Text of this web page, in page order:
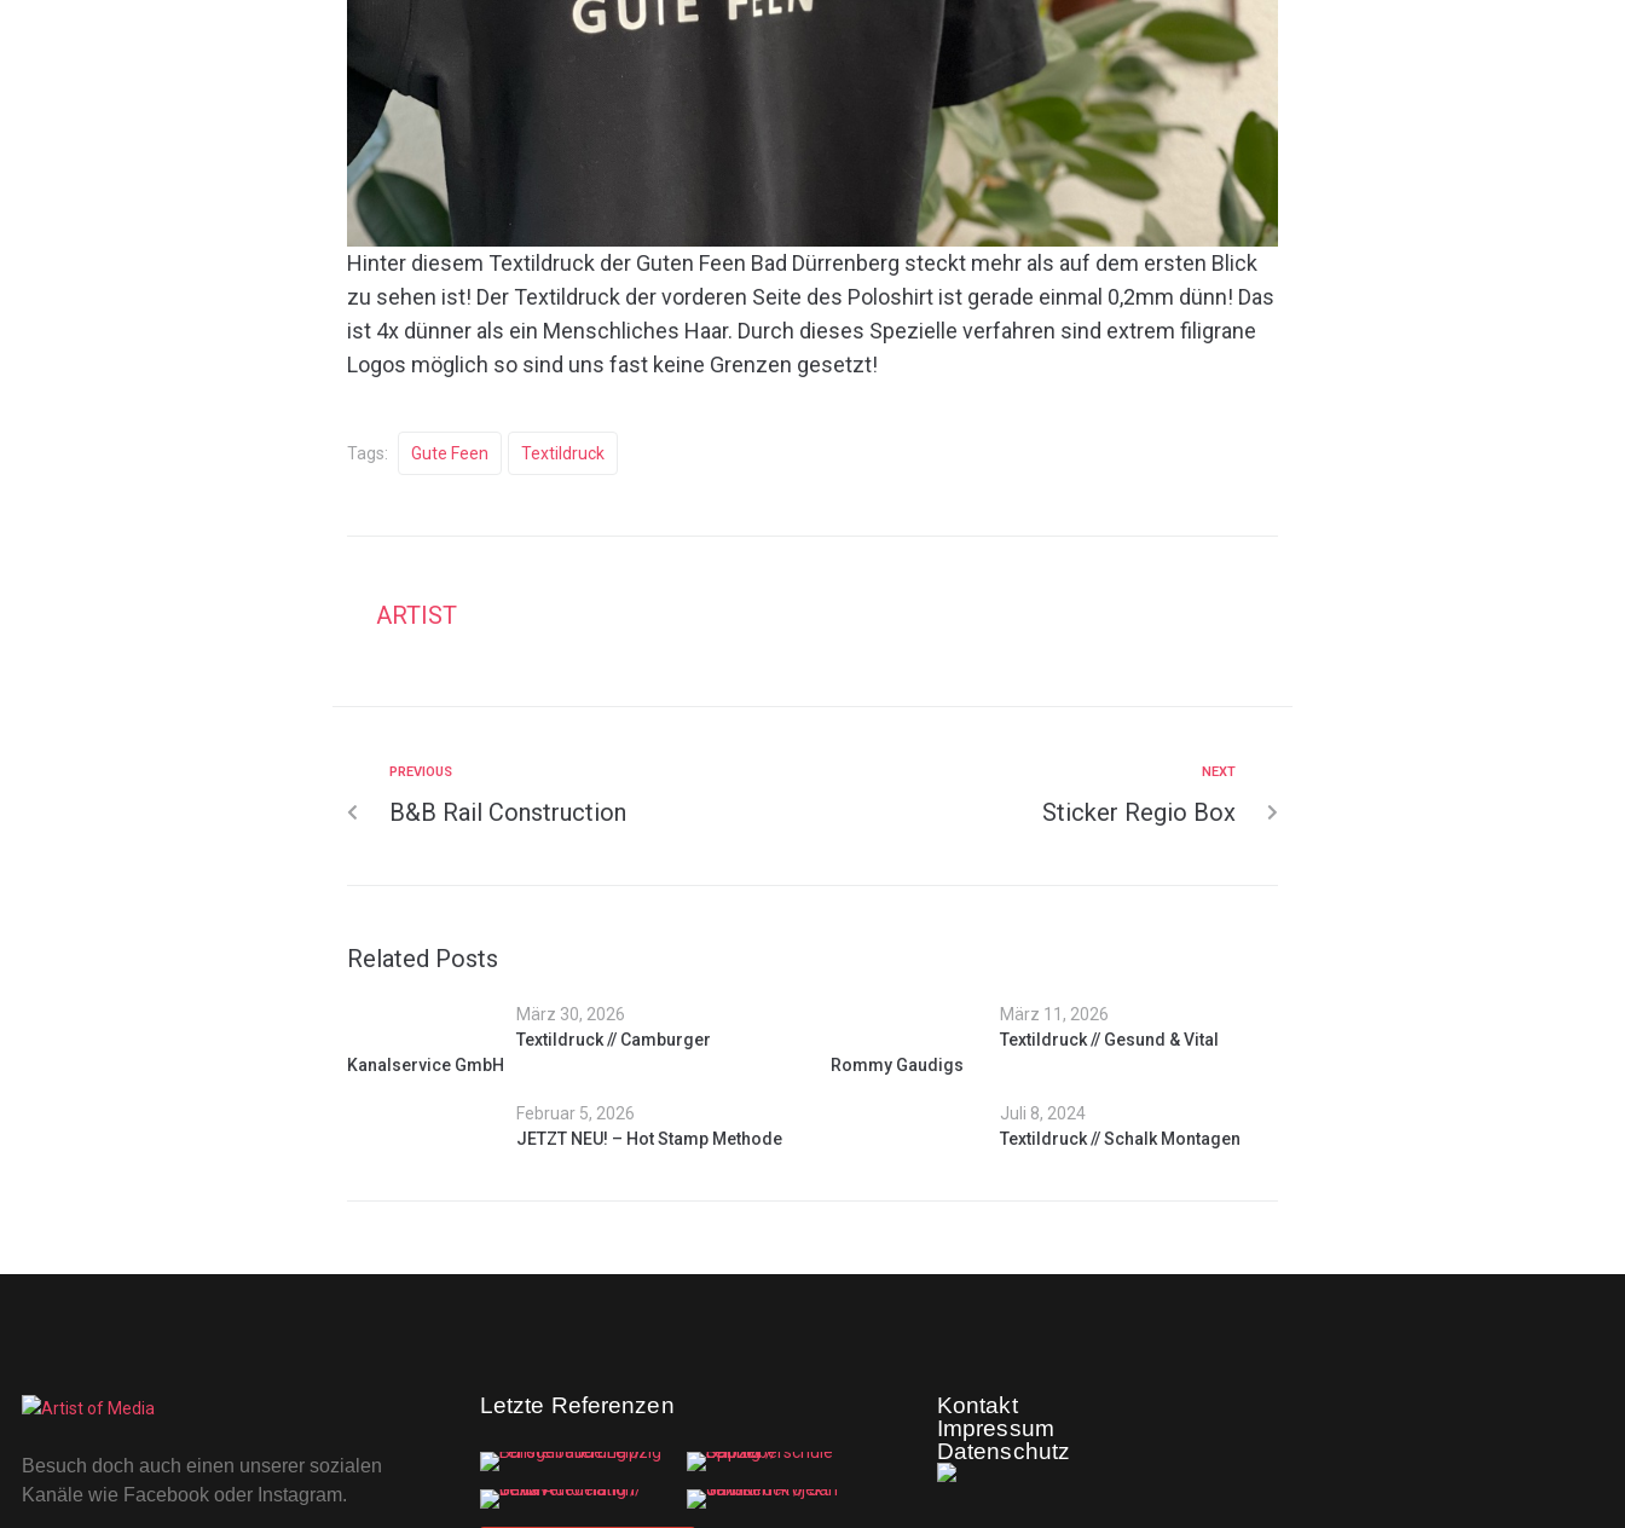
Hinter diesem Textildruck der Guten Feen Bad Dürrenberg steckt mehr als auf dem ersten Blick
zu sehen ist! Der Textildruck der vorderen Seite des Poloshirt ist gerade einmal 0,2mm dünn! Das
ist 4x dünner als ein Menschliches Haar. Durch dieses Spezielle verfahren sind extrem filigrane
Logos möglich so sind uns fast keine Grenzen gesetzt!
Tags: Gute Feen Textildruck
ARTIST
PREVIOUS
B&B Rail Construction
NEXT
Sticker Regio Box
Related Posts
März 30, 2026
Textildruck // Camburger
Kanalservice GmbH
März 11, 2026
Textildruck // Gesund & Vital
Rommy Gaudigs
Februar 5, 2026
JETZT NEU! – Hot Stamp Methode
Juli 8, 2024
Textildruck // Schalk Montagen
Besuch doch auch einen unserer sozialen
Kanäle wie Facebook oder Instagram.
Letzte Referenzen
Kontakt
Impressum
Datenschutz